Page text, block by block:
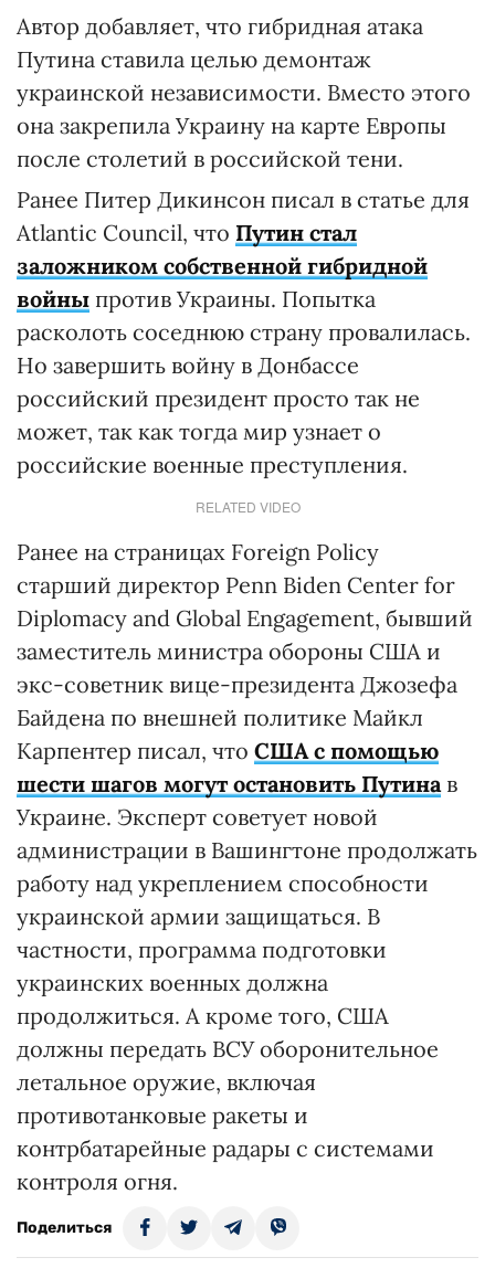
Автор добавляет, что гибридная атака
Путина ставила целью демонтаж
украинской независимости. Вместо этого
она закрепила Украину на карте Европы
после столетий в российской тени.
Ранее Питер Дикинсон писал в статье для
Atlantic Council, что Путин стал
заложником собственной гибридной
войны против Украины. Попытка
расколоть соседнюю страну провалилась.
Но завершить войну в Донбассе
российский президент просто так не
может, так как тогда мир узнает о
российские военные преступления.
RELATED VIDEO
Ранее на страницах Foreign Policy
старший директор Penn Biden Center for
Diplomacy and Global Engagement, бывший
заместитель министра обороны США и
экс-советник вице-президента Джозефа
Байдена по внешней политике Майкл
Карпентер писал, что США с помощью
шести шагов могут остановить Путинав
Украине. Эксперт советует новой
администрации в Вашингтоне продолжать
работу над укреплением способности
украинской армии защищаться. В
частности, программа подготовки
украинских военных должна
продолжиться. А кроме того, США
должны передать ВСУ оборонительное
летальное оружие, включая
противотанковые ракеты и
контрбатарейные радары с системами
контроля огня.
Поделиться